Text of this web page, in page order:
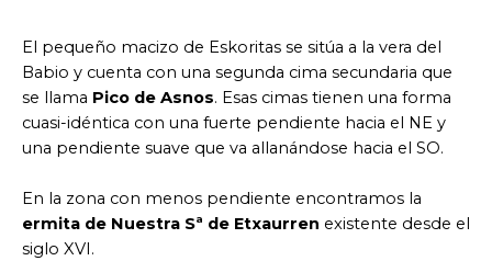
El pequeño macizo de Eskoritas se sitúa a la vera del
Babio y cuenta con una segunda cima secundaria que
se llama Pico de Asnos. Esas cimas tienen una forma
cuasi-idéntica con una fuerte pendiente hacia el NE y
una pendiente suave que va allanándose hacia el SO.
En la zona con menos pendiente encontramos la
ermita de Nuestra Sª de Etxaurren existente desde el
siglo XVI.